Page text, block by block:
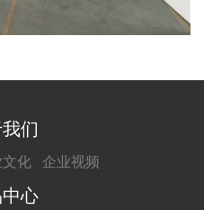
们
化 企业视频
心